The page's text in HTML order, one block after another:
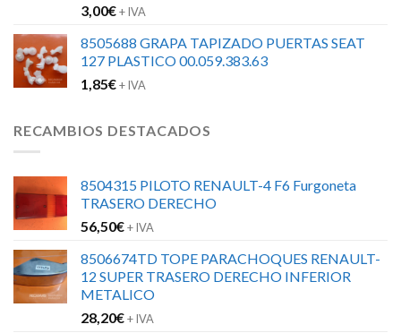
3,00€+ IVA
8505688 GRAPA TAPIZADO PUERTAS SEAT
127 PLASTICO 00.059.383.63
1,85€+ IVA
RECAMBIOS DESTACADOS
8504315 PILOTO RENAULT-4 F6 Furgoneta
TRASERO DERECHO
56,50€+ IVA
8506674TD TOPE PARACHOQUES RENAULT-
12 SUPER TRASERO DERECHO INFERIOR
METALICO
28,20€+ IVA